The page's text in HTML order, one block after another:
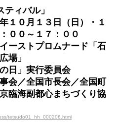
ィバル」
０月１３日（日）・１
００～１７：００
ストプロムナード「石
場」
」実行委員会
／全国市長会／全国町
臨海副都心まちづくり協
tetsudo01_hh_000206.html